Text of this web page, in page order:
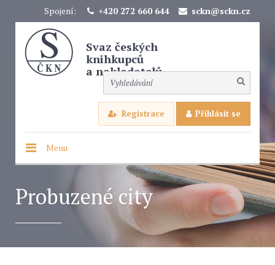
Spojení: +420 272 660 644 sckn@sckn.cz
Svaz českých
knihkupců
a nakladatelů
Registrace Přihlásit se
Menu
Probuzené city